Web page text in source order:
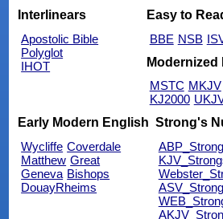
Interlinears
Apostolic Bible
Polyglot
IHOT
Easy to
BBE NSB
Modernized
MSTC MKJV
KJ2000
Early Modern English
Wycliffe Coverdale
Matthew Great
Geneva Bishops
DouayRheims
Strong's